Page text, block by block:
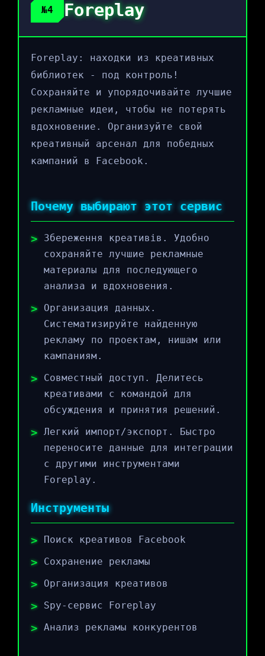
№4 Foreplay
Foreplay: находки из креативных
библиотек - под контроль!
Сохраняйте и упорядочивайте лучшие
рекламные идеи, чтобы не потерять
вдохновение. Организуйте свой
креативный арсенал для победных
кампаний в Facebook.
Почему выбирают этот сервис
Збереження креативів. Удобно
сохраняйте лучшие рекламные
материалы для последующего
анализа и вдохновения.
Организация данных.
Систематизируйте найденную
рекламу по проектам, нишам или
кампаниям.
Совместный доступ. Делитесь
креативами с командой для
обсуждения и принятия решений.
Легкий импорт/экспорт. Быстро
переносите данные для интеграции
с другими инструментами
Foreplay.
Инструменты
Поиск креативов Facebook
Сохранение рекламы
Организация креативов
Spy-сервис Foreplay
Анализ рекламы конкурентов